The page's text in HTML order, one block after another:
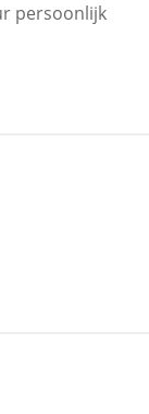
persoonlijk